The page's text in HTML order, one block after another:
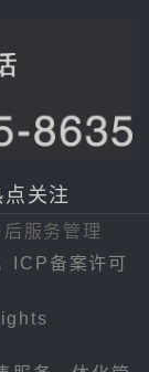
点关注
后服务管理
ICP备案许可